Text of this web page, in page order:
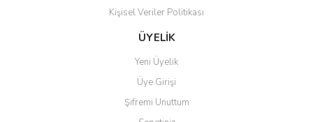
Kişisel Veriler Politikası
ÜYELİK
Yeni Üyelik
Üye Girişi
Şifremi Unuttum